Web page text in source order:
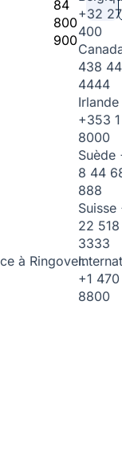
à Ringover.
84
800
900
+32
400
438
4444
Irlande
+353
8000
Suède
8 44
888
Suisse
22 518
3333
+1
8800